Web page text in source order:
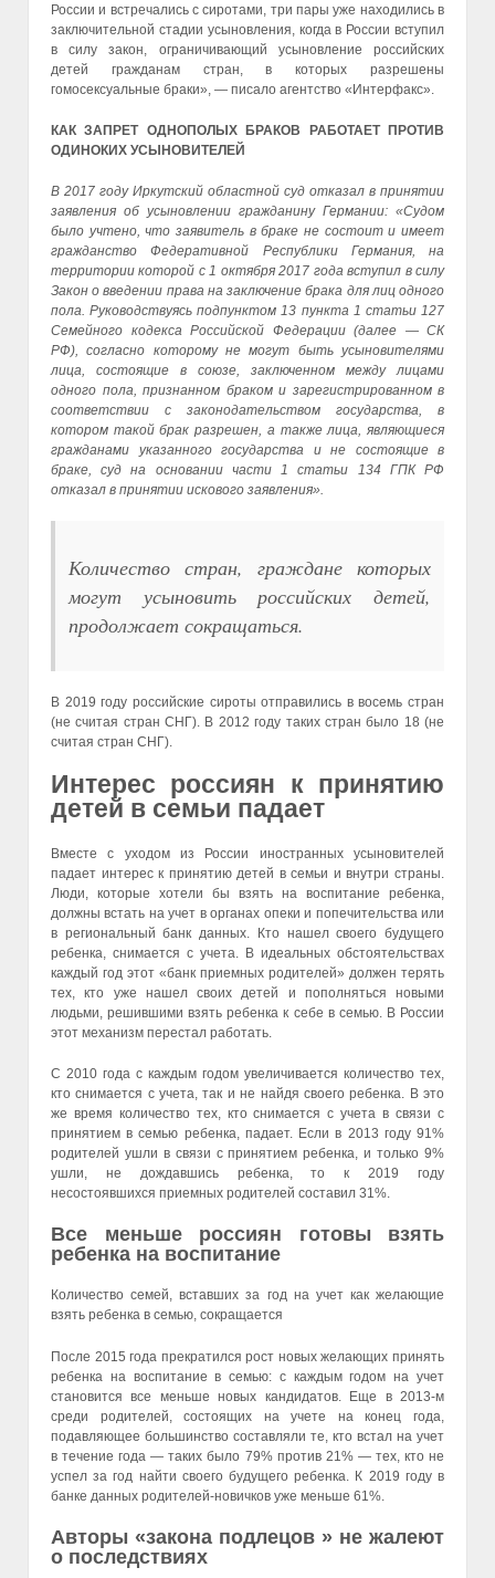
России и встречались с сиротами, три пары уже находились в
заключительной стадии усыновления, когда в России вступил
в силу закон, ограничивающий усыновление российских
детей гражданам стран, в которых разрешены
гомосексуальные браки», — писало агентство «Интерфакс».
КАК ЗАПРЕТ ОДНОПОЛЫХ БРАКОВ РАБОТАЕТ ПРОТИВ
ОДИНОКИХ УСЫНОВИТЕЛЕЙ
В 2017 году Иркутский областной суд отказал в принятии
заявления об усыновлении гражданину Германии: «Судом
было учтено, что заявитель в браке не состоит и имеет
гражданство Федеративной Республики Германия, на
территории которой с 1 октября 2017 года вступил в силу
Закон о введении права на заключение брака для лиц одного
пола. Руководствуясь подпунктом 13 пункта 1 статьи 127
Семейного кодекса Российской Федерации (далее — СК
РФ), согласно которому не могут быть усыновителями
лица, состоящие в союзе, заключенном между лицами
одного пола, признанном браком и зарегистрированном в
соответствии с законодательством государства, в
котором такой брак разрешен, а также лица, являющиеся
гражданами указанного государства и не состоящие в
браке, суд на основании части 1 статьи 134 ГПК РФ
отказал в принятии искового заявления».
Количество стран, граждане которых
могут усыновить российских детей,
продолжает сокращаться.
В 2019 году российские сироты отправились в восемь стран
(не считая стран СНГ). В 2012 году таких стран было 18 (не
считая стран СНГ).
Интерес россиян к принятию
детей в семьи падает
Вместе с уходом из России иностранных усыновителей
падает интерес к принятию детей в семьи и внутри страны.
Люди, которые хотели бы взять на воспитание ребенка,
должны встать на учет в органах опеки и попечительства или
в региональный банк данных. Кто нашел своего будущего
ребенка, снимается с учета. В идеальных обстоятельствах
каждый год этот «банк приемных родителей» должен терять
тех, кто уже нашел своих детей и пополняться новыми
людьми, решившими взять ребенка к себе в семью. В России
этот механизм перестал работать.
С 2010 года с каждым годом увеличивается количество тех,
кто снимается с учета, так и не найдя своего ребенка. В это
же время количество тех, кто снимается с учета в связи с
принятием в семью ребенка, падает. Если в 2013 году 91%
родителей ушли в связи с принятием ребенка, и только 9%
ушли, не дождавшись ребенка, то к 2019 году
несостоявшихся приемных родителей составил 31%.
Все меньше россиян готовы взять
ребенка на воспитание
Количество семей, вставших за год на учет как желающие
взять ребенка в семью, сокращается
После 2015 года прекратился рост новых желающих принять
ребенка на воспитание в семью: с каждым годом на учет
становится все меньше новых кандидатов. Еще в 2013-м
среди родителей, состоящих на учете на конец года,
подавляющее большинство составляли те, кто встал на учет
в течение года — таких было 79% против 21% — тех, кто не
успел за год найти своего будущего ребенка. К 2019 году в
банке данных родителей-новичков уже меньше 61%.
Авторы «закона подлецов » не жалеют
о последствиях